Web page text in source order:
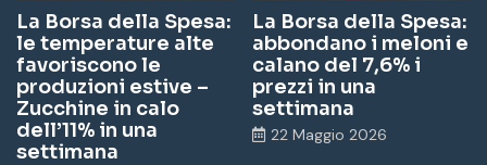
La Borsa della Spesa:
le temperature alte
favoriscono le
produzioni estive –
Zucchine in calo
dell’11% in una
settimana
La Borsa della Spesa:
abbondano i meloni e
calano del 7,6% i
prezzi in una
settimana
22 Maggio 2026